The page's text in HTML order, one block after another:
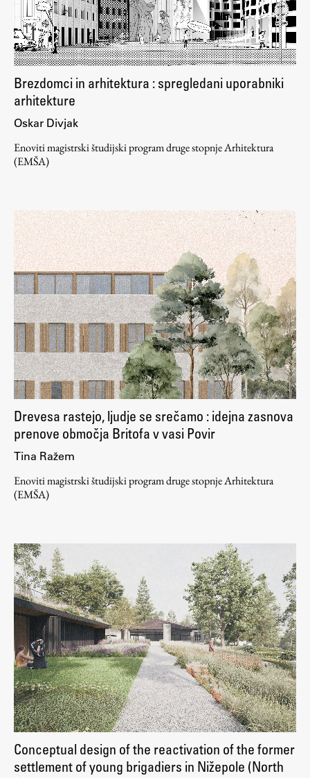
Aktualno
Obvestila
Novice
Koledar dogodkov
Program dela
Raziskovanje
Raziskovalni projekti
Dosežki
Inštituti
Svetlobni LAB
Delo
Seminarji
Seminarske teme
Gostujoči profesor
Delavnice
Ekskurzije
Natečaji
Zaključna dela
Razvojno sodelovanje in humanitarna pomoč
Založništvo
FA–ZA
Publikacije
Brezdomci in arhitektura : spregledani uporabniki
arhitekture
Oskar Divjak
Enoviti magistrski študijski program druge stopnje Arhitektura
(EMŠA)
Drevesa rastejo, ljudje se srečamo : idejna zasnova
prenove območja Britofa v vasi Povir
Tina Ražem
Enoviti magistrski študijski program druge stopnje Arhitektura
(EMŠA)
Conceptual design of the reactivation of the former
settlement of young brigadiers in Nižepole (North